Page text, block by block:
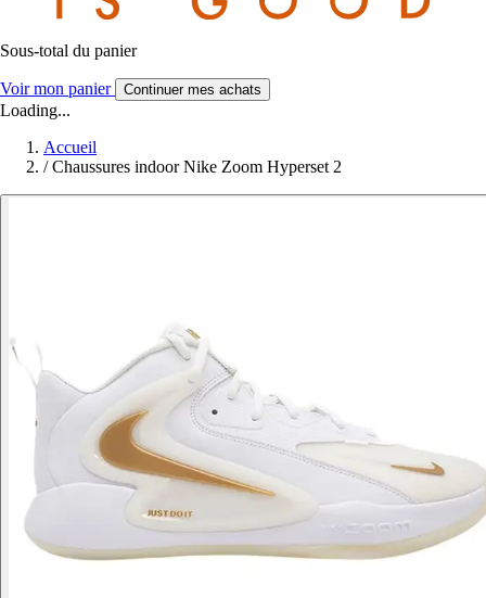
Sous-total du panier
Voir mon panier Continuer mes achats
Loading...
Accueil
/ Chaussures indoor Nike Zoom Hyperset 2